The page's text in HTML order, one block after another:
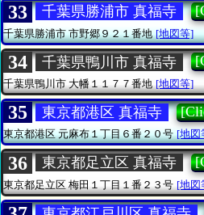
33 千葉県勝浦市 真福寺
千葉県勝浦市市野郷９２１番地 [地図等]
34 千葉県鴨川市 真福寺
千葉県鴨川市大幡１１７７番地 [地図等]
35 東京都港区 真福寺
東京都港区元麻布１丁目６番２０号 [地図
36 東京都足立区 真福寺
東京都足立区 梅田１丁目１番２３号 [地図